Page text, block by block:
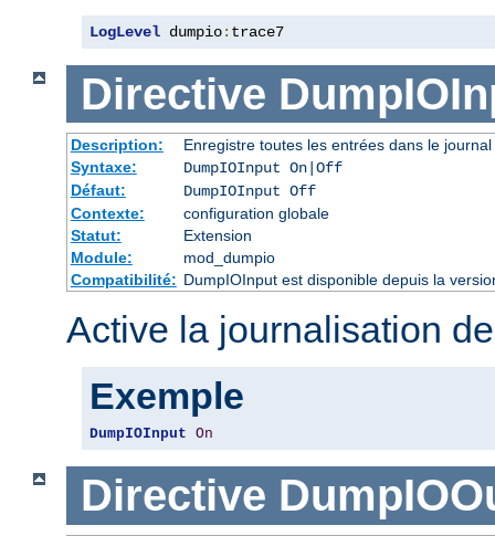
LogLevel dumpio: trace7
Directive
Description:
Enregistre toutes les entrées dans le
Syntaxe:
DumpIOInput On|Off
Défaut:
DumpIOInput Off
Contexte:
configuration globale
Statut:
Extension
Module:
mod_dumpio
Compatibilité: DumpIOInput est disponible depuis la
Active la journalisation
Exemple
DumpIOInput On
Directive